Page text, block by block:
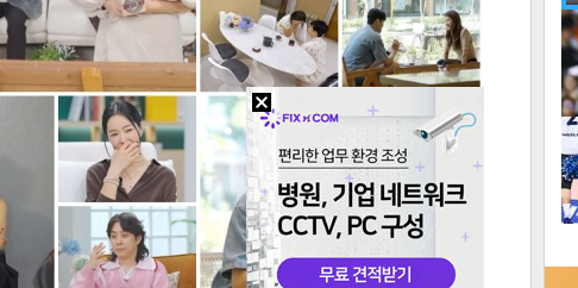
텍스 텍스 url 복 인쇄 목록
연예
2